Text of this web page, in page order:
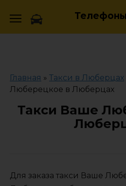
Главная » Такси в Люберцах
Люберецкое в Люберцах
Такси Ваше
Для заказа такси Ваше